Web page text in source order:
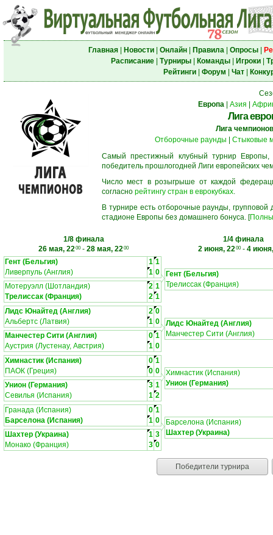
Главная| Новости| Онлайн| Правила| Опросы|
Расписание| Турниры| Команды| Игроки|
Рейтинги| Форум Чат|
Европа
Азия
Лига
Лига чемпионов
Отборочные раунды
Стыковые
Самый престижный клубный турнир
победитель прошлогодней Лиги европейских
Число мест в розыгрыше от каждой
согласно рейтингу стран в еврокубках.
В турнире есть отборочные раунды,
стадионе Европы без домашнего бонуса. [
1/8 финала
26 мая, 2200- 28 мая, 2200
1/4 финала
2 июня, 2200- 4
Гент (Бельгия)
1 1
Ливерпуль (Англия)
1 0
Мотеруэлл (Шотландия)
2 1
Трелиссак (Франция)
2 1
Гент (Бельгия)
Трелиссак (Франция)
Лидс Юнайтед (Англия) 2 0
Альбертс (Латвия)
1 0
Манчестер Сити (Англия)
0 1
Аустрия (Лустенау, Австрия)
1 0
Лидс Юнайтед (Англия)
Манчестер Сити (Англия)
Химнастик (Испания) 0 1
ПАОК (Греция)
0 0
Унион (Германия)
3 1
Севилья (Испания)
1 2
Химнастик (Испания)
Унион (Германия)
Гранада (Испания) 0 1
Барселона (Испания)
1 0
Шахтер (Украина)
1 3
Монако (Франция)
3 0
Барселона (Испания)
Шахтер (Украина)
Победители турнира